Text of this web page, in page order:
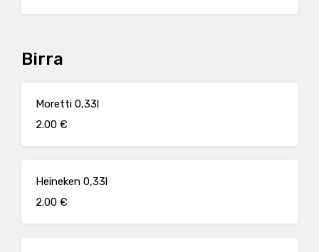
Birra
Moretti 0,33l
2.00 €
Heineken 0,33l
2.00 €